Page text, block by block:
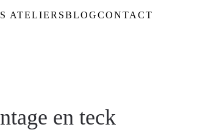
ATELIERSBLOGCONTACT
en teck